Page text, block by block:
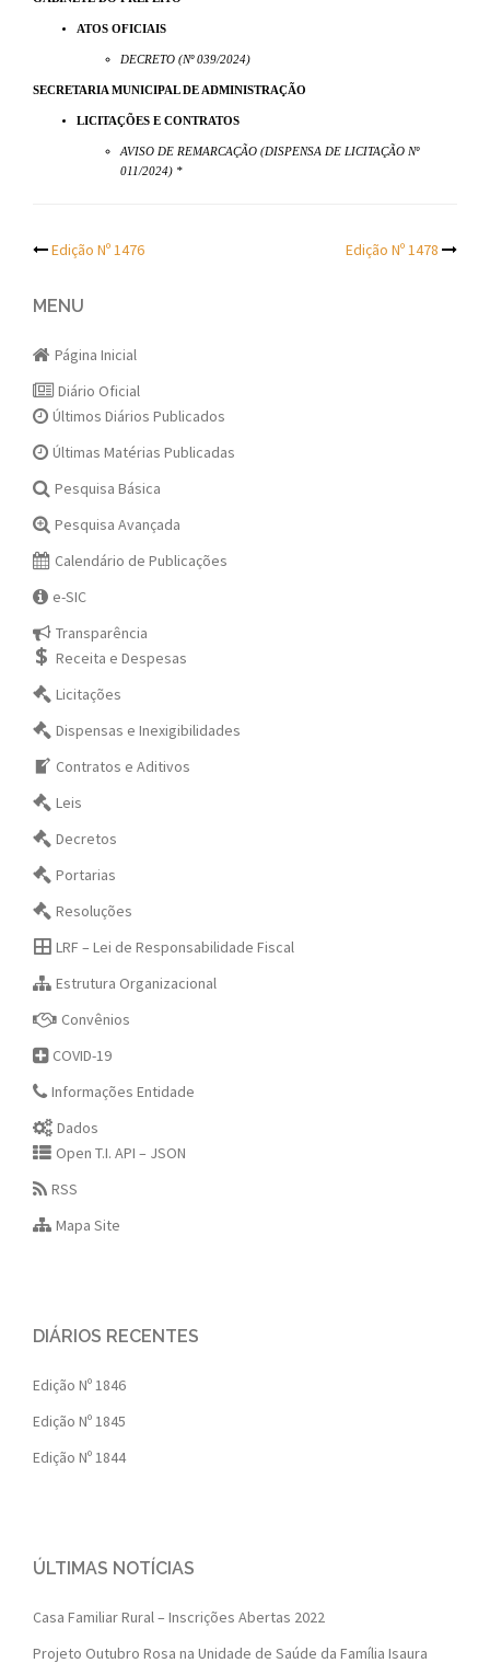
ATOS OFICIAIS
DECRETO (Nº 039/2024)
SECRETARIA MUNICIPAL DE ADMINISTRAÇÃO
LICITAÇÕES E CONTRATOS
AVISO DE REMARCAÇÃO (DISPENSA DE LICITAÇÃO Nº
011/2024) *
Post
navigation
Edição Nº 1476 Edição Nº 1478
MENU
Página Inicial
Diário Oficial
Últimos Diários Publicados
Últimas Matérias Publicadas
Pesquisa Básica
Pesquisa Avançada
Calendário de Publicações
e-SIC
Transparência
Receita e Despesas
Licitações
Dispensas e Inexigibilidades
Contratos e Aditivos
Leis
Decretos
Portarias
Resoluções
LRF – Lei de Responsabilidade Fiscal
Estrutura Organizacional
Convênios
COVID-19
Informações Entidade
Dados
Open T.I. API – JSON
RSS
Mapa Site
DIÁRIOS RECENTES
Edição Nº 1846
Edição Nº 1845
Edição Nº 1844
ÚLTIMAS NOTÍCIAS
Casa Familiar Rural – Inscrições Abertas 2022
Projeto Outubro Rosa na Unidade de Saúde da Família Isaura